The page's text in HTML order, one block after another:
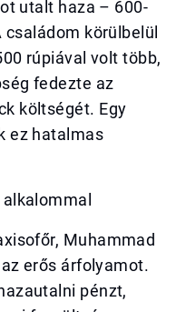
utalt haza – 600-
körülbelül
rúpiával volt több,
fedezte az
költségét. Egy
ez hatalmas
Muhammad
erős árfolyamot.
pénzt,